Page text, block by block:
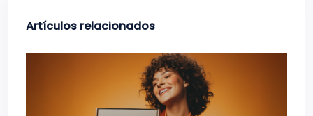
Artículos relacionados